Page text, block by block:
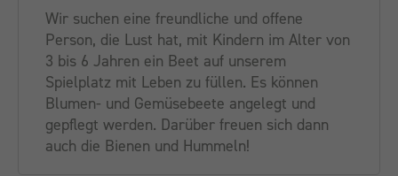
Wir suchen eine freundliche und offene
Person, die Lust hat, mit Kindern im Alter von
3 bis 6 Jahren ein Beet auf unserem
Spielplatz mit Leben zu füllen. Es können
Blumen- und Gemüsebeete angelegt und
gepflegt werden. Darüber freuen sich dann
auch die Bienen und Hummeln!